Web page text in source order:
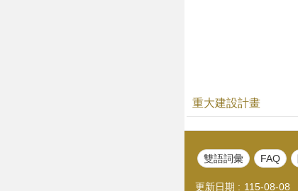
重大建設計畫
雙語詞彙 FAQ
更新日期 115-08-08